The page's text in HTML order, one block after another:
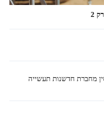
2
מחברת חדשנות תעשייה